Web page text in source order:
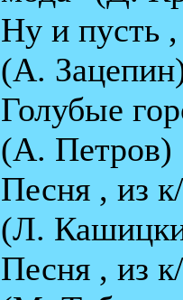
Ну и пусть
(А.
Голубые
(А.
Песня , из
(Л.
Песня , из